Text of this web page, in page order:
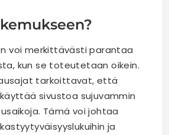
voi merkittävästi parantaa
kun se toteutetaan oikein.
tarkoittavat, että
sivustoa sujuvammin
Tämä voi johtaa
ja